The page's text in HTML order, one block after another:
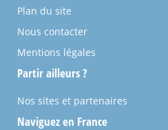
Plan du site
Nous contacter
Mentions légales
Partir ailleurs ?
Nos sites et partenaires
Naviguez en France